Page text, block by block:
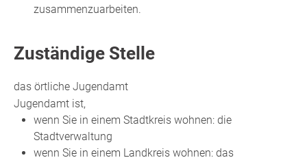
zusammenzuarbeiten.
Zuständige Stelle
das örtliche Jugendamt
Jugendamt ist,
wenn Sie in einem Stadtkreis wohnen: die
Stadtverwaltung
wenn Sie in einem Landkreis wohnen: das